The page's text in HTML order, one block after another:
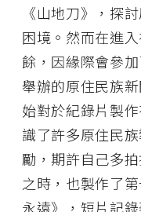
《山地刀》，探
困境。然而在進
餘，因緣際會參
舉辦的原住民族
始對於紀錄片製
識了許多原住民
勵，期許自己多
之時，也製作了
永遠》，短片記